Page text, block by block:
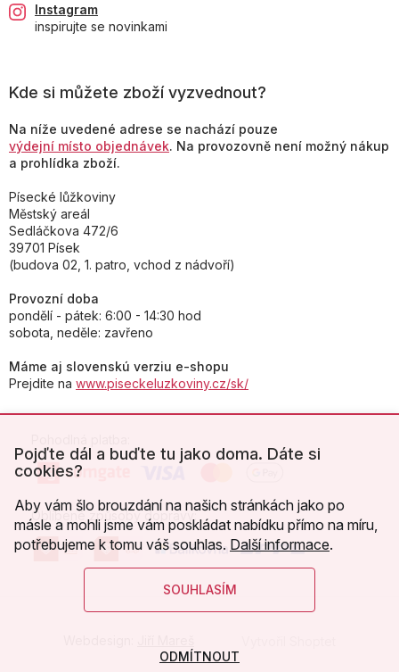
Pojďte dál a buďte tu jako doma. Dáte si
cookies?
Aby vám šlo brouzdání na našich stránkách jako po
másle a mohli jsme vám poskládat nabídku přímo na míru,
potřebujeme k tomu váš souhlas. Další informace.
SOUHLASÍM
ODMÍTNOUT
Instagram
inspirujte se novinkami
Kde si můžete zboží vyzvednout?
Na níže uvedené adrese se nachází pouze
výdejní místo objednávek. Na provozovně není možný nákup
a prohlídka zboží.
Písecké lůžkoviny
Městský areál
Sedláčkova 472/6
39701 Písek
(budova 02, 1. patro, vchod z nádvoří)
Provozní doba
pondělí - pátek: 6:00 - 14:30 hod
sobota, neděle: zavřeno
Máme aj slovenskú verziu e-shopu
Prejdite na www.piseckeluzkoviny.cz/sk/
Oblíbené způsoby dopravy: